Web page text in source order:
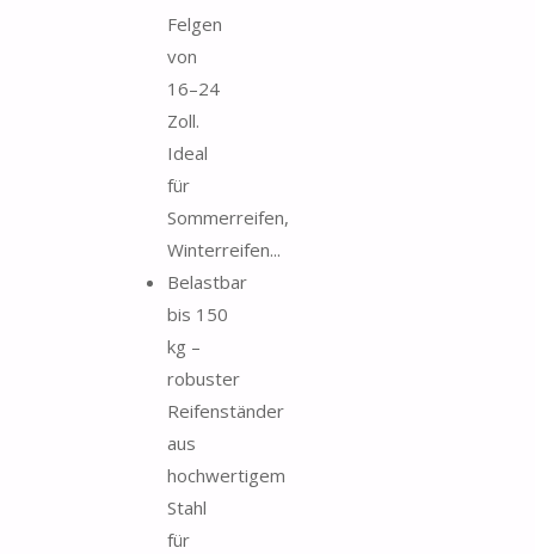
Felgen
von
16–24
Zoll.
Ideal
für
Sommerreifen,
Winterreifen...
Belastbar
bis 150
kg –
robuster
Reifenständer
aus
hochwertigem
Stahl
für